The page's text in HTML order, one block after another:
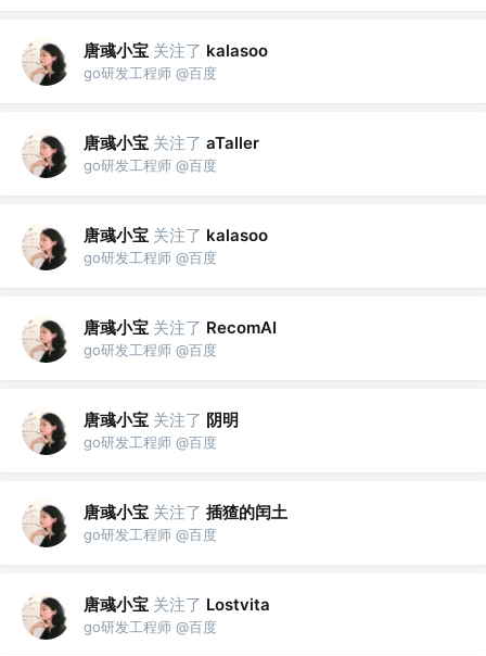
唐彧小宝 关注了 kalasoo
go研发工程师 @百度
唐彧小宝 关注了 aTaller
go研发工程师 @百度
唐彧小宝 关注了 kalasoo
go研发工程师 @百度
唐彧小宝 关注了 RecomAI
go研发工程师 @百度
唐彧小宝 关注了 阴明
go研发工程师 @百度
唐彧小宝 关注了 插猹的闰土
go研发工程师 @百度
唐彧小宝 关注了 Lostvita
go研发工程师 @百度